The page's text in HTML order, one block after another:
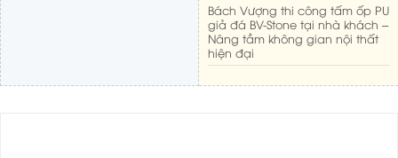
Bách Vượng thi công tấm ốp PU
giả đá BV-Stone tại nhà khách –
Nâng tầm không gian nội thất
hiện đại